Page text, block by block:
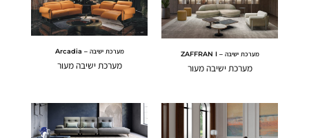
מערכת ישיבה – ZAFFRAN I
מערכת ישיבה מעור
מערכת ישיבה – Arcadia
מערכת ישיבה מעור